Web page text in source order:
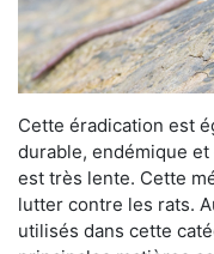
Cette éradication est
durable, endémique
est très lente. Cette
lutter contre les rats.
utilisés dans cette